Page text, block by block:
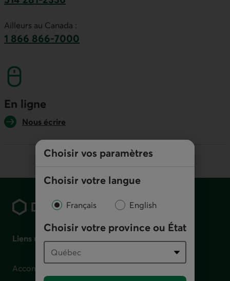
Choisir vos paramètres
Choisir votre langue
Français English
Choisir votre province ou État
Ailleurs au Canada :
1 866 866-7000
En ligne
Nous écrire
Pied de page
Liens utiles
Accompagnement en cas de difficulté financière